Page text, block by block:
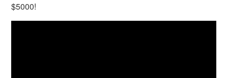
$5000!